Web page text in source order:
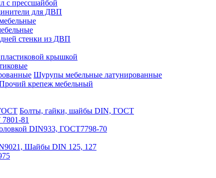
с прессшайбой
для ДВП
стенки из ДВП
крышкой
Шурупы мебельные латунированные
крепеж мебельный
Болты, гайки, шайбы DIN, ГОСТ
81
DIN933, ГОСТ7798-70
Шайбы DIN 125, 127